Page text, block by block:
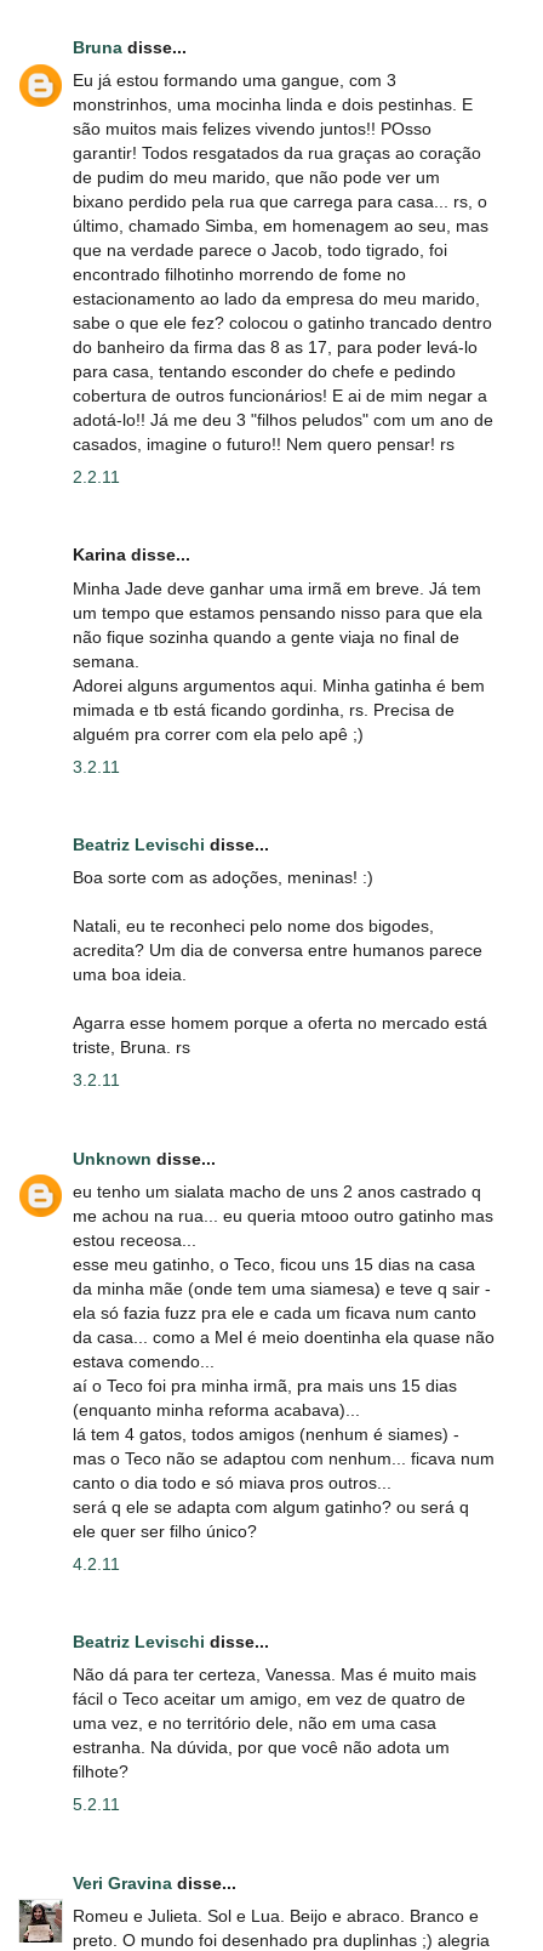
Bruna disse...
Eu já estou formando uma gangue, com 3
monstrinhos, uma mocinha linda e dois pestinhas. E
são muitos mais felizes vivendo juntos!! POsso
garantir! Todos resgatados da rua graças ao coração
de pudim do meu marido, que não pode ver um
bixano perdido pela rua que carrega para casa... rs, o
último, chamado Simba, em homenagem ao seu, mas
que na verdade parece o Jacob, todo tigrado, foi
encontrado filhotinho morrendo de fome no
estacionamento ao lado da empresa do meu marido,
sabe o que ele fez? colocou o gatinho trancado dentro
do banheiro da firma das 8 as 17, para poder levá-lo
para casa, tentando esconder do chefe e pedindo
cobertura de outros funcionários! E ai de mim negar a
adotá-lo!! Já me deu 3 "filhos peludos" com um ano de
casados, imagine o futuro!! Nem quero pensar! rs
2.2.11
Karina disse...
Minha Jade deve ganhar uma irmã em breve. Já tem
um tempo que estamos pensando nisso para que ela
não fique sozinha quando a gente viaja no final de
semana.
Adorei alguns argumentos aqui. Minha gatinha é bem
mimada e tb está ficando gordinha, rs. Precisa de
alguém pra correr com ela pelo apê ;)
3.2.11
Beatriz Levischi disse...
Boa sorte com as adoções, meninas! :)
Natali, eu te reconheci pelo nome dos bigodes,
acredita? Um dia de conversa entre humanos parece
uma boa ideia.
Agarra esse homem porque a oferta no mercado está
triste, Bruna. rs
3.2.11
Unknown disse...
eu tenho um sialata macho de uns 2 anos castrado q
me achou na rua... eu queria mtooo outro gatinho mas
estou receosa...
esse meu gatinho, o Teco, ficou uns 15 dias na casa
da minha mãe (onde tem uma siamesa) e teve q sair -
ela só fazia fuzz pra ele e cada um ficava num canto
da casa... como a Mel é meio doentinha ela quase não
estava comendo...
aí o Teco foi pra minha irmã, pra mais uns 15 dias
(enquanto minha reforma acabava)...
lá tem 4 gatos, todos amigos (nenhum é siames) -
mas o Teco não se adaptou com nenhum... ficava num
canto o dia todo e só miava pros outros...
será q ele se adapta com algum gatinho? ou será q
ele quer ser filho único?
4.2.11
Beatriz Levischi disse...
Não dá para ter certeza, Vanessa. Mas é muito mais
fácil o Teco aceitar um amigo, em vez de quatro de
uma vez, e no território dele, não em uma casa
estranha. Na dúvida, por que você não adota um
filhote?
5.2.11
Veri Gravina disse...
Romeu e Julieta. Sol e Lua. Beijo e abraco. Branco e
preto. O mundo foi desenhado pra duplinhas ;) alegria